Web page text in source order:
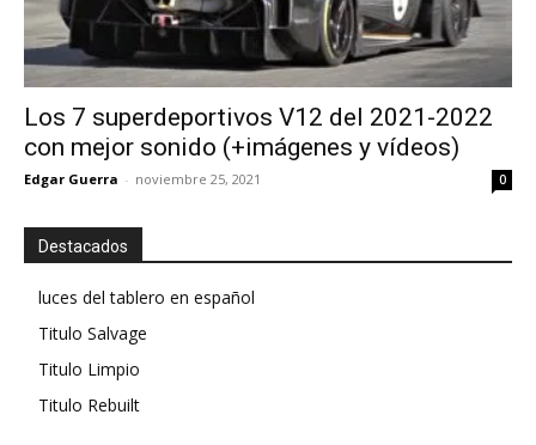
Los 7 superdeportivos V12 del 2021-2022
con mejor sonido (+imágenes y vídeos)
Edgar Guerra - noviembre 25, 2021 0
Destacados
luces del tablero en español
Titulo Salvage
Titulo Limpio
Titulo Rebuilt